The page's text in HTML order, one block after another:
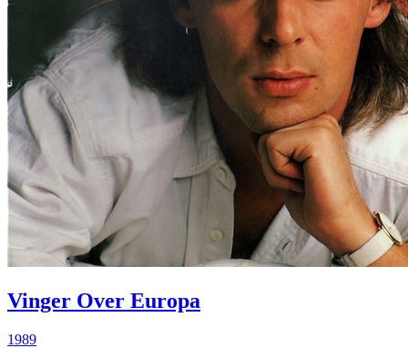
Vinger Over Europa
1989